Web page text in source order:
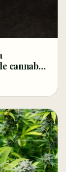
cannabis